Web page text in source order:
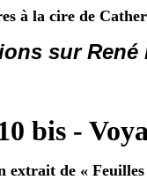
à la cire de
sur René
bis -
extrait de « Feuilles